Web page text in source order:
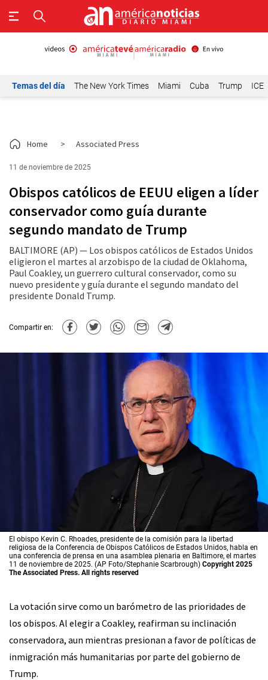
Temas del día The New York Times Miami Cuba Trump ICE
Home > Associated Press
11 de noviembre de 2025
Obispos católicos de EEUU eligen a líder
conservador como guía durante
segundo mandato de Trump
BALTIMORE (AP) — Los obispos católicos de Estados Unidos
eligieron el martes al arzobispo de la ciudad de Oklahoma,
Paul Coakley, un guerrero cultural conservador, como su
nuevo presidente y guía durante el segundo mandato del
presidente Donald Trump.
Compartir en:
El obispo Kevin C. Rhoades, presidente de la comisión para la libertad
religiosa de la Conferencia de Obispos Católicos de Estados Unidos, habla en
una conferencia de prensa en una asamblea plenaria en Baltimore, el martes
11 de noviembre de 2025. (AP Foto/Stephanie Scarbrough) Copyright 2025
The Associated Press. All rights reserved
La votación sirve como un barómetro de las prioridades de
los obispos. Al elegir a Coakley, reafirman su inclinación
conservadora, aun mientras presionan a favor de políticas de
inmigración más humanitarias por parte del gobierno de
Trump.